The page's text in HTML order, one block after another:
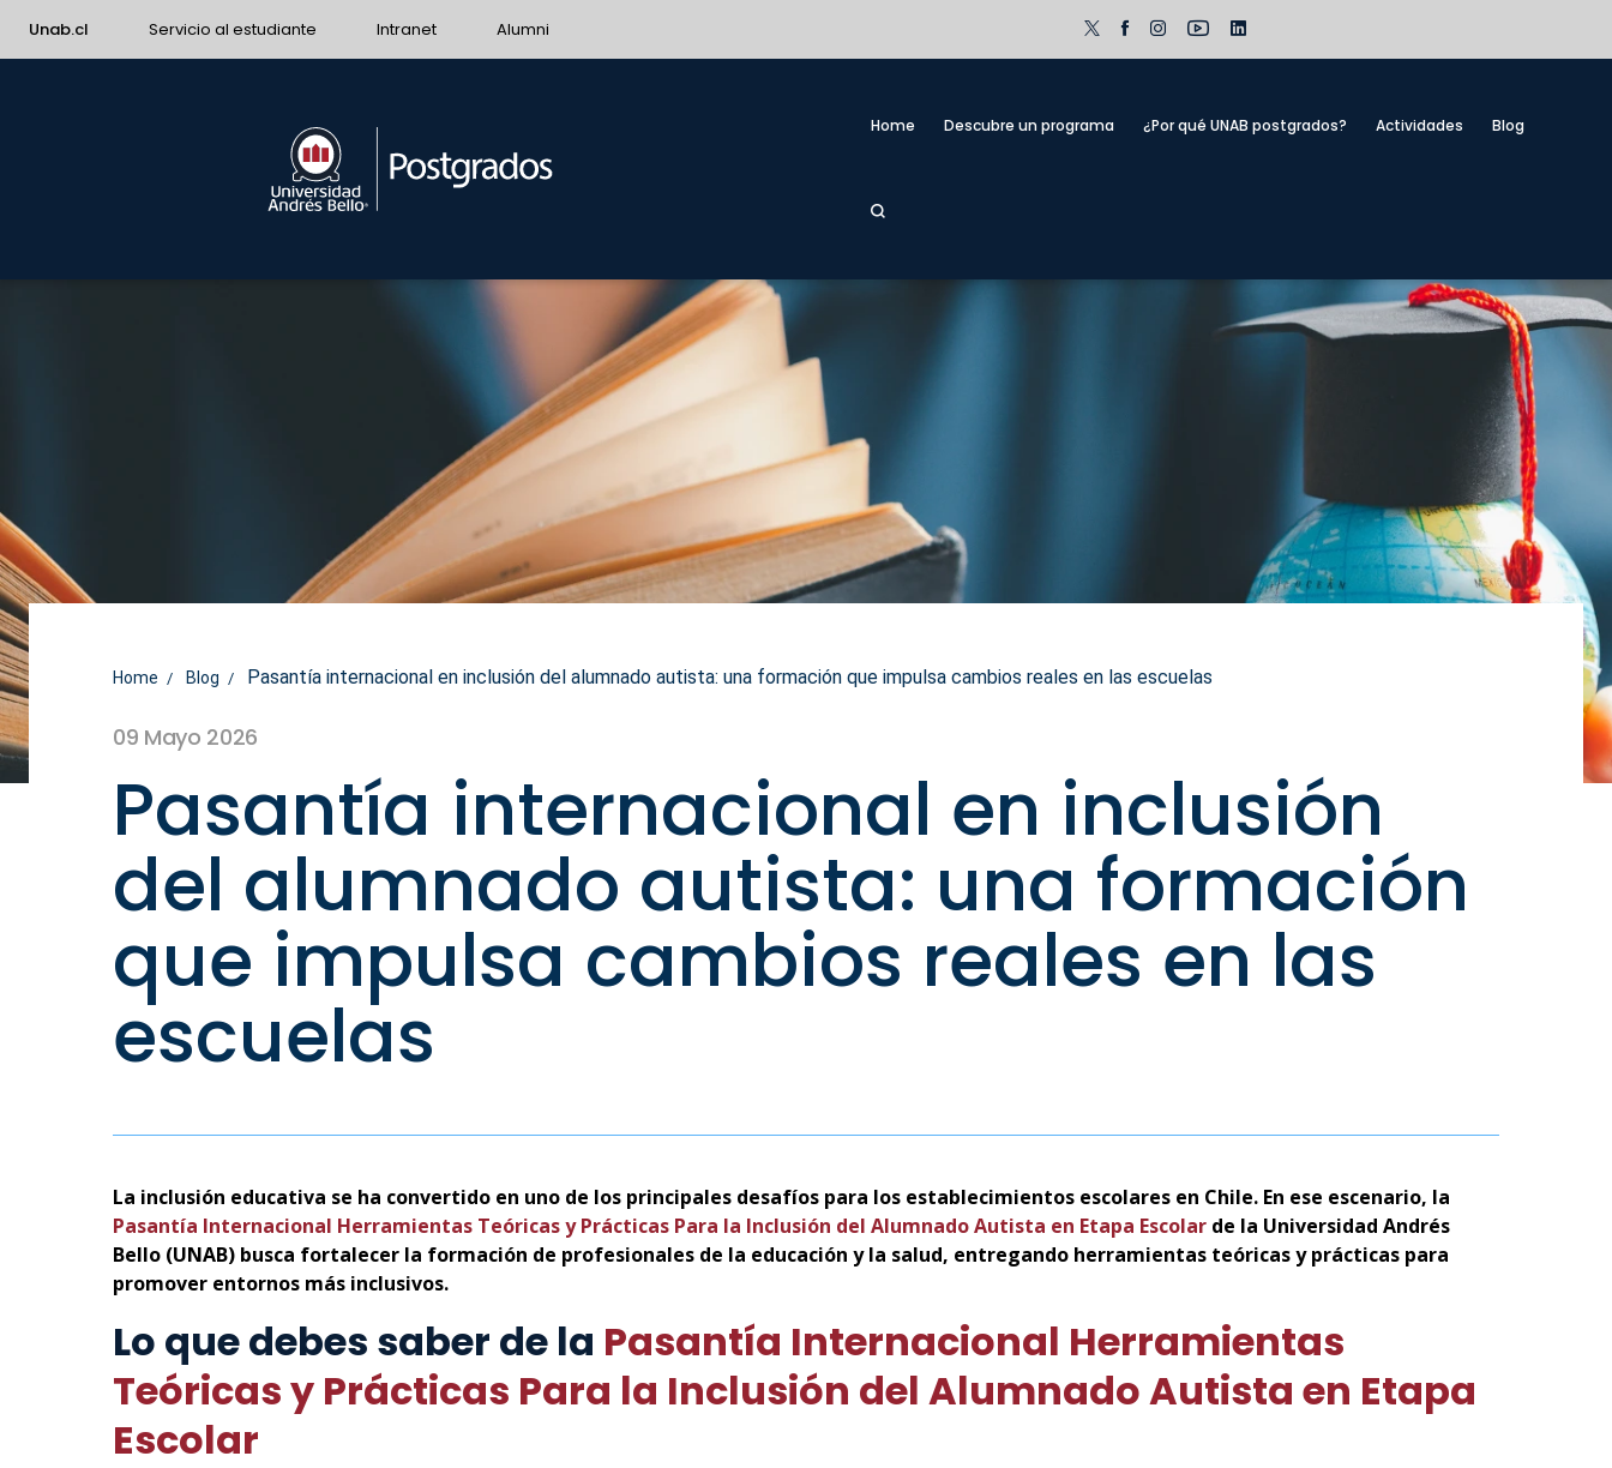
Unab.cl Servicio al estudiante Intranet Alumni
Home Descubre un programa ¿Por qué UNAB postgrados? Actividades Blog
Home Blog Pasantía internacional en inclusión del alumnado autista: una formación que impulsa cambios reales en las escuelas
09 Mayo 2026
Pasantía internacional en inclusión
del alumnado autista: una formación
que impulsa cambios reales en las
escuelas
La inclusión educativa se ha convertido en uno de los principales desafíos para los establecimientos escolares en Chile. En ese escenario, la
Pasantía Internacional Herramientas Teóricas y Prácticas Para la Inclusión del Alumnado Autista en Etapa Escolar de la Universidad Andrés
Bello (UNAB) busca fortalecer la formación de profesionales de la educación y la salud, entregando herramientas teóricas y prácticas para
promover entornos más inclusivos.
Lo que debes saber de la Pasantía Internacional Herramientas
Teóricas y Prácticas Para la Inclusión del Alumnado Autista en Etapa
Escolar